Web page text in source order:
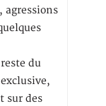
agressions
du
sur des